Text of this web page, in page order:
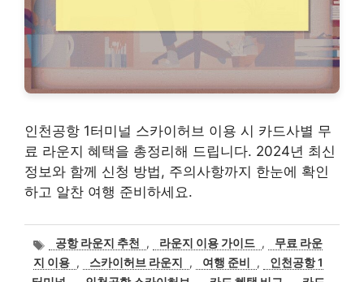
인천공항 1터미널 스카이허브 이용 시 카드사별 무
료 라운지 혜택을 총정리해 드립니다. 2024년 최신
정보와 함께 신청 방법, 주의사항까지 한눈에 확인
하고 알찬 여행 준비하세요.
태
그
공항 라운지 추천 , 라운지 이용 가이드 ,
무료 라운
지 이용 , 스카이허브 라운지 , 여행 준비 ,
인천공항 1